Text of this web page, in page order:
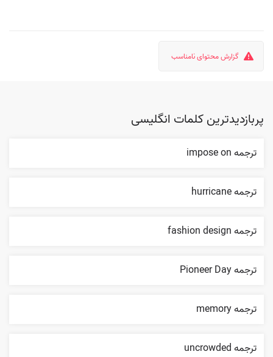
گزارش محتوای نامناسب
پربازدیدترین کلمات انگلیسی
ترجمه impose on
ترجمه hurricane
ترجمه fashion design
ترجمه Pioneer Day
ترجمه memory
ترجمه uncrowded